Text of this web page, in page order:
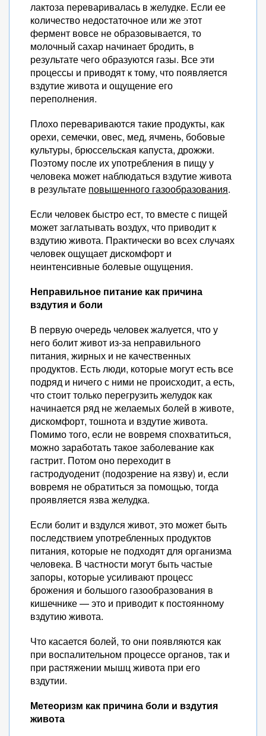
лактоза переваривалась в желудке. Если ее
количество недостаточное или же этот
фермент вовсе не образовывается, то
молочный сахар начинает бродить, в
результате чего образуются газы. Все эти
процессы и приводят к тому, что появляется
вздутие живота и ощущение его
переполнения.
Плохо перевариваются такие продукты, как
орехи, семечки, овес, мед, ячмень, бобовые
культуры, брюссельская капуста, дрожжи.
Поэтому после их употребления в пищу у
человека может наблюдаться вздутие живота
в результате повышенного газообразования.
Если человек быстро ест, то вместе с пищей
может заглатывать воздух, что приводит к
вздутию живота. Практически во всех случаях
человек ощущает дискомфорт и
неинтенсивные болевые ощущения.
Неправильное питание как причина
вздутия и боли
В первую очередь человек жалуется, что у
него болит живот из-за неправильного
питания, жирных и не качественных
продуктов. Есть люди, которые могут есть все
подряд и ничего с ними не происходит, а есть,
что стоит только перегрузить желудок как
начинается ряд не желаемых болей в животе,
дискомфорт, тошнота и вздутие живота.
Помимо того, если не вовремя спохватиться,
можно заработать такое заболевание как
гастрит. Потом оно переходит в
гастродуоденит (подозрение на язву) и, если
вовремя не обратиться за помощью, тогда
проявляется язва желудка.
Если болит и вздулся живот, это может быть
последствием употребленных продуктов
питания, которые не подходят для организма
человека. В частности могут быть частые
запоры, которые усиливают процесс
брожения и большого газообразования в
кишечнике — это и приводит к постоянному
вздутию живота.
Что касается болей, то они появляются как
при воспалительном процессе органов, так и
при растяжении мышц живота при его
вздутии.
Метеоризм как причина боли и вздутия
живота